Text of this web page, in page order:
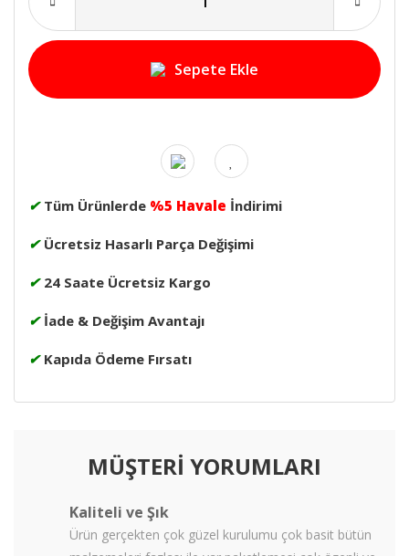
Sepete Ekle
✔ Tüm Ürünlerde %5 Havale İndirimi
✔ Ücretsiz Hasarlı Parça Değişimi
✔ 24 Saate Ücretsiz Kargo
✔ İade & Değişim Avantajı
✔ Kapıda Ödeme Fırsatı
MÜŞTERİ YORUMLARI
Kaliteli ve Şık
Ürün gerçekten çok güzel kurulumu çok basit bütün